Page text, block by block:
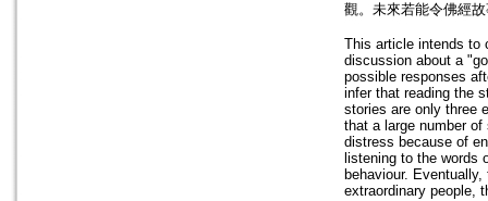
觀。未來若能令佛經
This article intends to
discussion about a
possible responses
infer that reading the
stories are only three
that a large number
distress because of
listening to the words
behaviour.
extraordinary people,